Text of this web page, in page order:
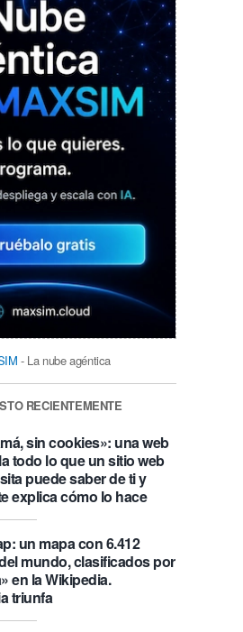
- La nube agéntica
RECIENTEMENTE
sin cookies»: una web
todo lo que un sitio web
puede saber de ti y
explica cómo lo hace
un mapa con 6.412
mundo, clasificados por
en la Wikipedia.
triunfa